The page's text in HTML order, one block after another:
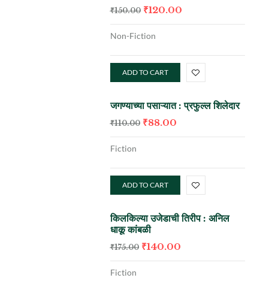
₹150.00 ₹120.00
Non-Fiction
ADD TO CART
जगण्याच्या पसाऱ्यात : प्रफुल्ल शिलेदार
₹110.00 ₹88.00
Fiction
ADD TO CART
किलकिल्या उजेडाची तिरीप : अनिल
धाकू कांबळी
₹175.00 ₹140.00
Fiction